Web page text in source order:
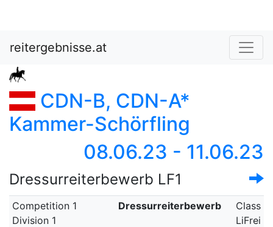
reitergebnisse.at
CDN-B, CDN-A*
Kammer-Schörfling
08.06.23 - 11.06.23
Dressurreiterbewerb LF1
Competition 1
Division 1
Dressurreiterbewerb
Class
LiFrei